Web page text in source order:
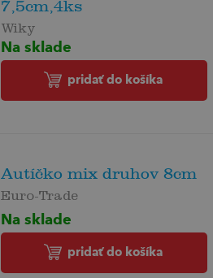
7,5cm,4ks
Wiky
Na sklade
pridať do košíka
Autíčko mix druhov 8cm
Euro-Trade
Na sklade
pridať do košíka